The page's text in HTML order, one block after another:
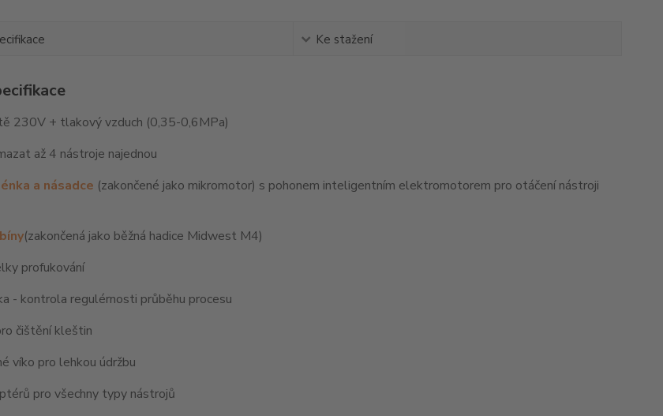
Ke stažení
230V + tlakový vzduch (0,35-0,6MPa)
až 4 nástroje najednou
a násadce (zakončené jako mikromotor) s pohonem inteligentním elektromotorem pro otáčení nástroji
(zakončená jako běžná hadice Midwest M4)
profukování
- kontrola regulérnosti průběhu procesu
čištění kleštin
víko pro lehkou údržbu
pro všechny typy nástrojů